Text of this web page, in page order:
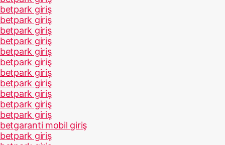
betpark giriş
betpark giriş
betpark giriş
betpark giriş
betpark giriş
betpark giriş
betpark giriş
betpark giriş
betpark giriş
betpark giriş
betpark giriş
betgaranti mobil giriş
betpark giriş